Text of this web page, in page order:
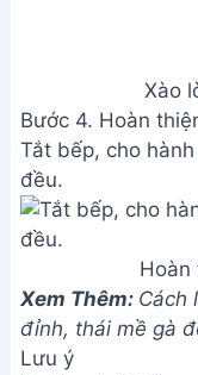
Xào
Bước 4. Hoàn
Tắt bếp, cho
đều.
Hoàn
Xem Thêm: Cách
đỉnh, thái mề gà
Lưu ý